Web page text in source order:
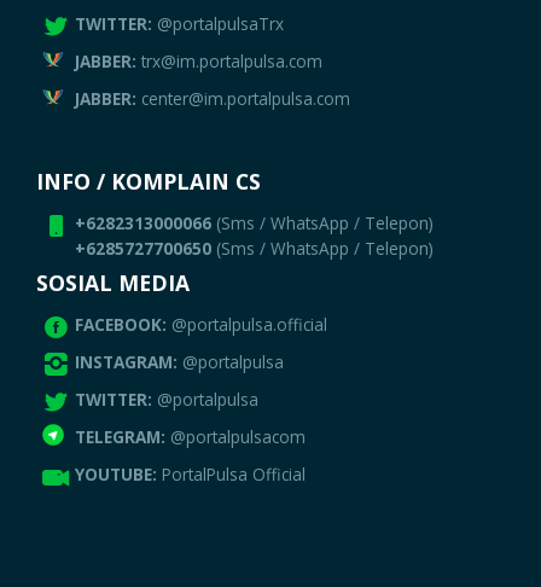
TWITTER: @portalpulsaTrx
JABBER:trx@im.portalpulsa.com
JABBER: center@im.portalpulsa.com
INFO / KOMPLAIN CS
+6282313000066 (Sms / WhatsApp / Telepon)
+6285727700650 (Sms / WhatsApp / Telepon)
SOSIAL MEDIA
FACEBOOK: @portalpulsa.official
INSTAGRAM: @portalpulsa
TWITTER: @portalpulsa
TELEGRAM: @portalpulsacom
YOUTUBE: PortalPulsa Official